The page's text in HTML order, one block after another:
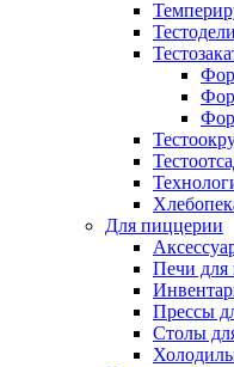
Для пиццерии
Печи
Прессы
Столы